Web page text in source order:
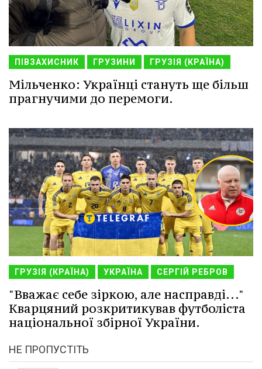
ПІВЗАХИСНИК ГРУЗИНИ ГРУЗІЯ (КРАЇНА)
Мільченко: Українці стануть ще більш
прагнучими до перемоги.
ГРУЗІЯ (КРАЇНА) УКРАЇНА СЕРГІЙ РЕБРОВ
"Вважає себе зіркою, але насправді..."
Кварцяний розкритикував футболіста
національної збірної України.
НЕ ПРОПУСТІТЬ